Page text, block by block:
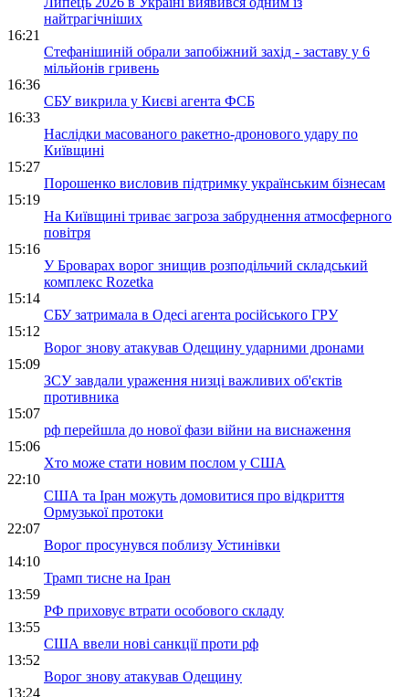
найтрагічніших
16:21
Стефанішиній обрали запобіжний захід - заставу у 6
мільйонів гривень
16:36
СБУ викрила у Києві агента ФСБ
16:33
Наслідки масованого ракетно-дронового удару по
Київщині
15:27
Порошенко висловив підтримку українським бізнесам
15:19
На Київщині триває загроза забруднення атмосферного
повітря
15:16
У Броварах ворог знищив розподільчий складський
комплекс Rozetka
15:14
СБУ затримала в Одесі агента російського ГРУ
15:12
Ворог знову атакував Одещину ударними дронами
15:09
ЗСУ завдали ураження низці важливих об'єктів
противника
15:07
рф перейшла до нової фази війни на виснаження
15:06
Хто може стати новим послом у США
22:10
США та Іран можуть домовитися про відкриття
Ормузької протоки
22:07
Ворог просунувся поблизу Устинівки
14:10
Трамп тисне на Іран
13:59
РФ приховує втрати особового складу
13:55
США ввели нові санкції проти рф
13:52
Ворог знову атакував Одещину
13:24